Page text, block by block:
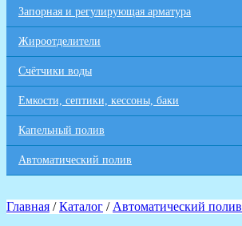
Запорная и регулирующая арматура
Жироотделители
Счётчики воды
Емкости, септики, кессоны, баки
Капельный полив
Автоматический полив
Главная /Каталог / Автоматический полив